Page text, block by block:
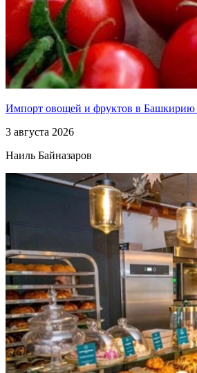
Импорт овощей и фруктов в Башкирию
3 августа 2026
Наиль Байназаров